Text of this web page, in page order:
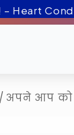
पास! –
/ अपने आप को